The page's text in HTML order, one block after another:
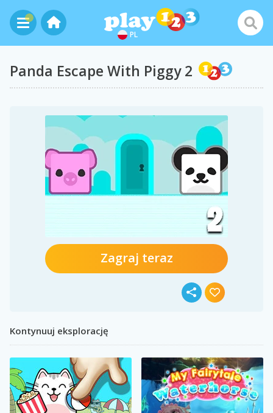
PL
Panda Escape With Piggy 2
Zagraj teraz
Kontynuuj eksplorację